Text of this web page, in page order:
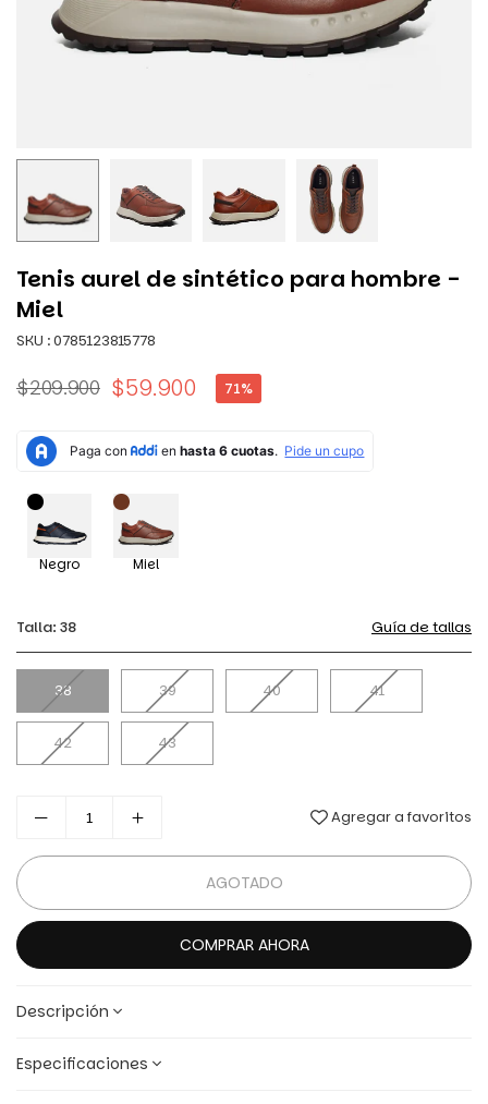
Tenis aurel de sintético para hombre -
Miel
SKU :0785123815778
Precio
$209.900 $59.900 71%
Negro Miel
Talla: 38 Guía de tallas
38 39 40 41
42 43
Agregar a favoritos
AGOTADO
COMPRAR AHORA
Descripción
Especificaciones